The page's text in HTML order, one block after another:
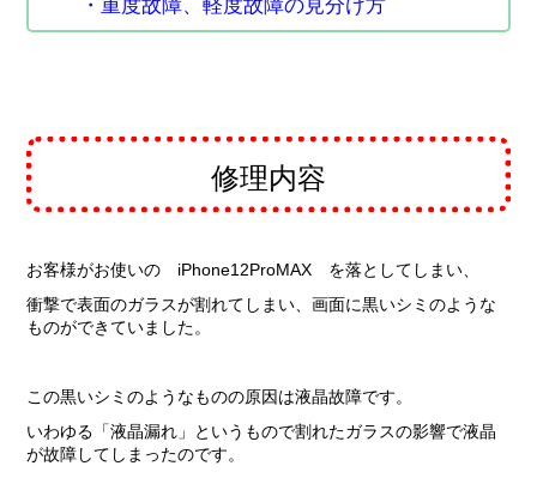
・重度故障、軽度故障の見分け方
修理内容
お客様がお使いの iPhone12ProMAX を落としてしまい、
衝撃で表面のガラスが割れてしまい、画面に黒いシミのような
ものができていました。
この黒いシミのようなものの原因は液晶故障です。
いわゆる「液晶漏れ」というもので割れたガラスの影響で液晶
が故障してしまったのです。